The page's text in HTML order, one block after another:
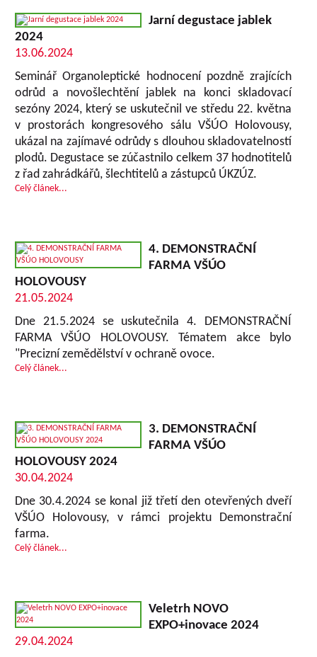
Jarní degustace jablek
2024
13.06.2024
Seminář Organoleptické hodnocení pozdně zrajících
odrůd a novošlechtění jablek na konci skladovací
sezóny 2024, který se uskutečnil ve středu 22. května
v prostorách kongresového sálu VŠÚO Holovousy,
ukázal na zajímavé odrůdy s dlouhou skladovatelností
plodů. Degustace se zúčastnilo celkem 37 hodnotitelů
z řad zahrádkářů, šlechtitelů a zástupců ÚKZÚZ.
Celý článek...
4. DEMONSTRAČNÍ
FARMA VŠÚO
HOLOVOUSY
21.05.2024
Dne 21.5.2024 se uskutečnila 4. DEMONSTRAČNÍ
FARMA VŠÚO HOLOVOUSY. Tématem akce bylo
"Precizní zemědělství v ochraně ovoce.
Celý článek...
3. DEMONSTRAČNÍ
FARMA VŠÚO
HOLOVOUSY 2024
30.04.2024
Dne 30.4.2024 se konal již třetí den otevřených dveří
VŠÚO Holovousy, v rámci projektu Demonstrační
farma.
Celý článek...
Veletrh NOVO
EXPO+inovace 2024
29.04.2024